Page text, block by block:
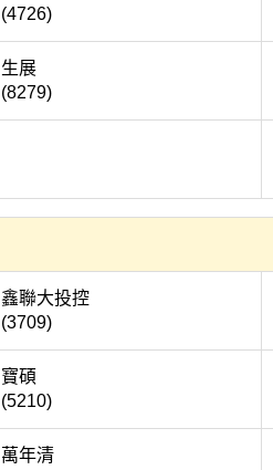
(4726)
生展
(8279)
鑫聯大投控
(3709)
寶碩
(5210)
萬年清